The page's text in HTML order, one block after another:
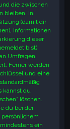
die zwischen
bleiben. In
(damit dir
Informationen
dieser
bist)
Umfragen
Ferner werden
und eine
kannst du
löschen.
du bei der
ein